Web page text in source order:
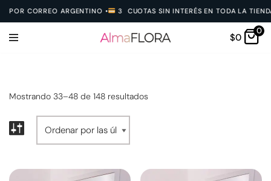
Ir
ARGENTINO • 3 CUOTAS SIN INTERÉS EN TODA LA TIENDA• 6
$0
0
Mostrando 33–48 de 148 resultados